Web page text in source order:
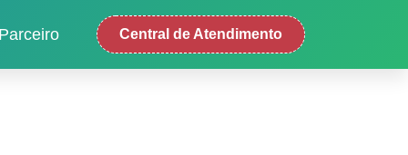
Central de Atendimento